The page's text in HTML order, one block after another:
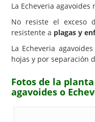
La Echeveria agavoides
No resiste el exceso
resistente a plagas y
La Echeveria agavoides
hojas y por separación
Fotos de la
agavoides o